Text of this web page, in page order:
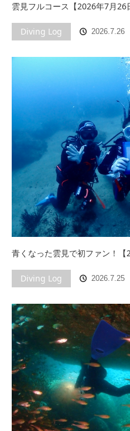
雲見フルコース【2026年7月26
Diving Log 2026.7.26
青くなった雲見で初ファン！【
Diving Log 2026.7.25